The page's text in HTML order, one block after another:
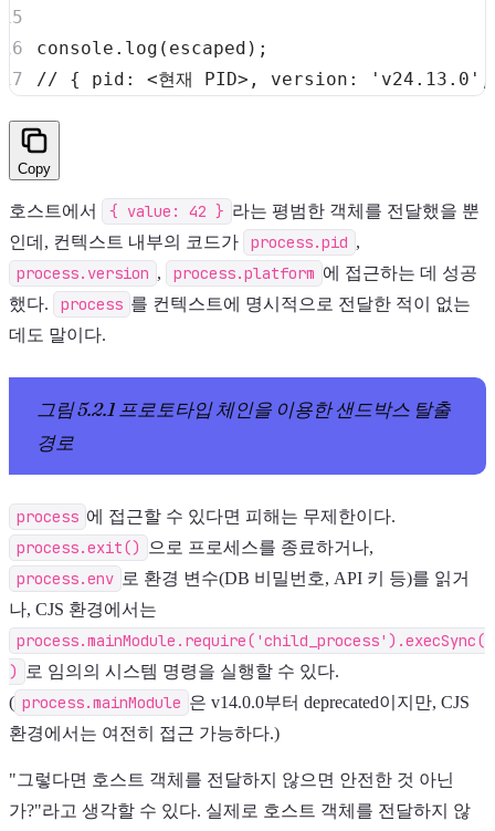
console . log ( escaped ) ;
// { pid: <현재 PID>, version:
Copy
호스트에서 { value: 42 } 라는 평범한 객체를 전달했을 뿐
인데, 컨텍스트 내부의 코드가
process.pid ,
process.version , process.platform 에 접근하는 데 성공
했다.
process 를 컨텍스트에 명시적으로 전달한 적이 없는
데도 말이다.
그림 5.2.1 프로토타입 체인을 이용한 샌드박스 탈출
경로
process 에 접근할 수 있다면 피해는 무제한이다.
process.exit() 으로 프로세스를 종료하거나,
process.env 로 환경 변수(DB 비밀번호, API 키 등)를 읽거
나, CJS 환경에서는
process.mainModule.require('child_process').execSync(
)
로 임의의 시스템 명령을 실행할 수 있다.
( process.mainModule 은 v14.0.0부터 deprecated이지만, CJS
환경에서는 여전히 접근 가능하다.)
"그렇다면 호스트 객체를 전달하지 않으면 안전한 것 아닌
가?"라고 생각할 수 있다. 실제로 호스트 객체를 전달하지 않